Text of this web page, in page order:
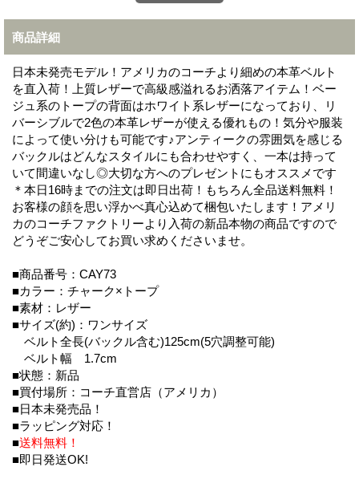
商品詳細
日本未発売モデル！アメリカのコーチより細めの本革ベルト
を直入荷！上質レザーで高級感溢れるお洒落アイテム！ベー
ジュ系のトープの背面はホワイト系レザーになっており、リ
バーシブルで2色の本革レザーが使える優れもの！気分や服装
によって使い分けも可能です♪アンティークの雰囲気を感じる
バックルはどんなスタイルにも合わせやすく、一本は持って
いて間違いなし◎大切な方へのプレゼントにもオススメです
＊本日16時までの注文は即日出荷！もちろん全品送料無料！
お客様の顔を思い浮かべ真心込めて梱包いたします！アメリ
カのコーチファクトリーより入荷の新品本物の商品ですので
どうぞご安心してお買い求めくださいませ。
■商品番号：CAY73
■カラー：チャーク×トープ
■素材：レザー
■サイズ(約)：ワンサイズ
ベルト全長(バックル含む)125cm(5穴調整可能)
ベルト幅 1.7cm
■状態：新品
■買付場所：コーチ直営店（アメリカ）
■日本未発売品！
■ラッピング対応！
■送料無料！
■即日発送OK!